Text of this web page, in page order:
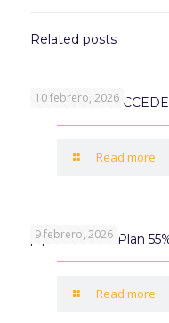
Related posts
10 febrero, 2026
PROGRAMA
Read more
9 febrero, 2026
¡Aprovechá el Plan
Read more